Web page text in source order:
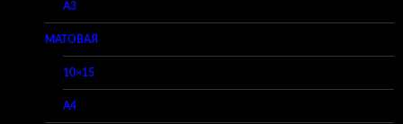
A3
МАТОВАЯ
10×15
A4